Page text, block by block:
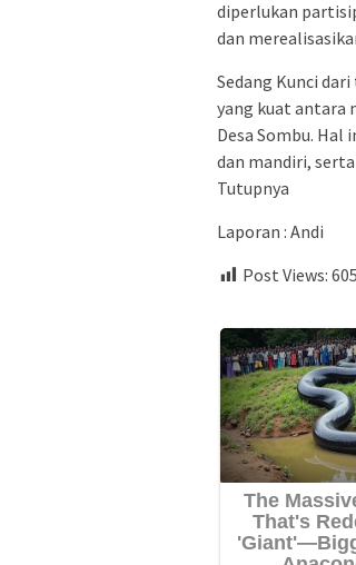
diperlukan
dan
Sedang Kunci
yang kuat antara
Desa Sombu.
dan mandiri,
Tutupnya
Laporan : Andi
Post Views: 605